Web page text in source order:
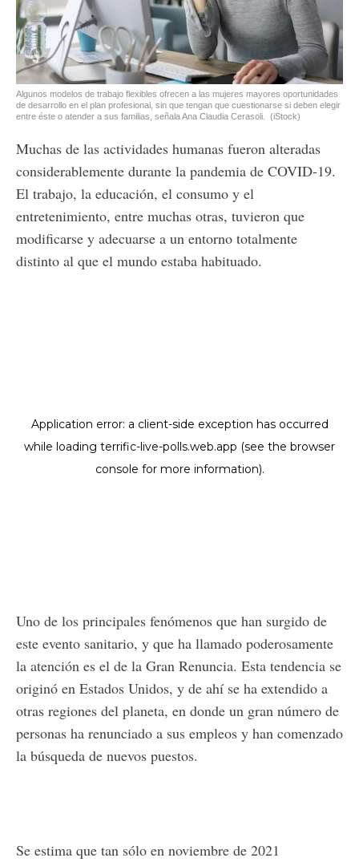
Algunos modelos de trabajo flexibles ofrecen a las mujeres mayores oportunidades
de desarrollo en el plan profesional, sin que tengan que cuestionarse si deben elegir
entre éste o atender a sus familias, señala Ana Claudia Cerasoli.
(iStock)
Muchas de las actividades humanas fueron alteradas
considerablemente durante la pandemia de COVID-19.
El trabajo, la educación, el consumo y el
entretenimiento, entre muchas otras, tuvieron que
modificarse y adecuarse a un entorno totalmente
distinto al que el mundo estaba habituado.
Uno de los principales fenómenos que han surgido de
este evento sanitario, y que ha llamado poderosamente
la atención es el de la Gran Renuncia. Esta tendencia se
originó en Estados Unidos, y de ahí se ha extendido a
otras regiones del planeta, en donde un gran número de
personas ha renunciado a sus empleos y han comenzado
la búsqueda de nuevos puestos.
Se estima que tan sólo en noviembre de 2021